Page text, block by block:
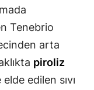
Tenebrio
arta
piroliz
edilen sıvı